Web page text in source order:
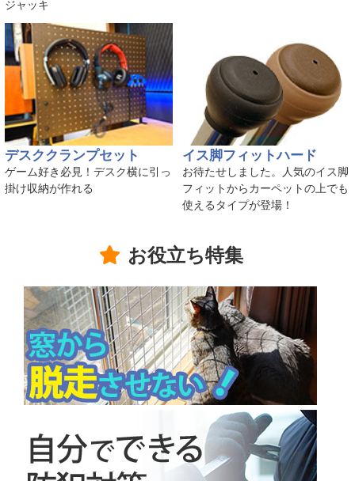
ジャッキ
デスククランプセット
ゲーム好き必見！デスク横に引っ
掛け収納が作れる
イス脚フィットハード
お待たせしました。人気のイス脚
フィットからカーペットの上でも
使えるタイプが登場！
お役立ち特集